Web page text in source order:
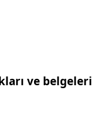
ve belgeleri